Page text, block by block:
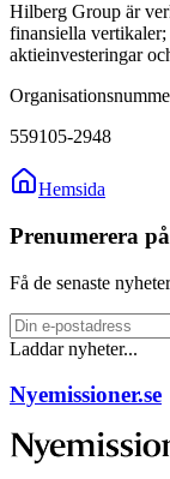
Hilberg Group är
finansiella vertikaler;
aktieinvesteringar
559105-2948
Hemsida
Prenumerera
Få de senaste
Laddar nyheter...
Nyemissioner.se